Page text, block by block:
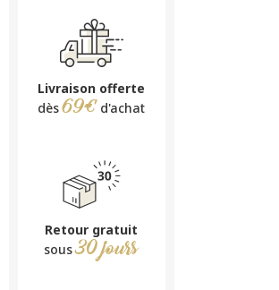
Livraison offerte
dès69€ d'achat
Retour gratuit
sous30 jours